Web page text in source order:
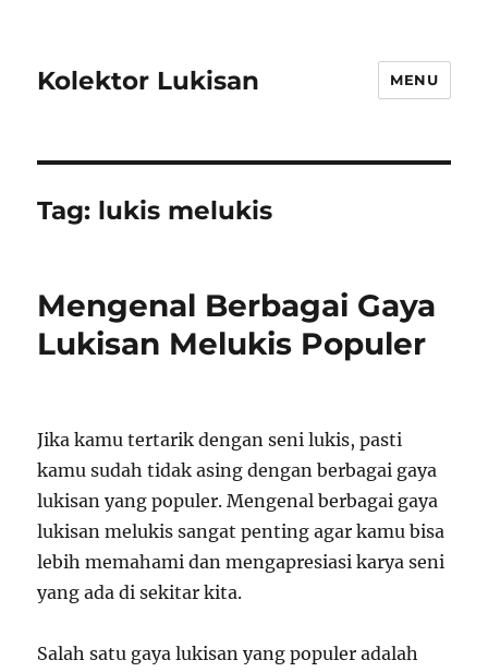
Kolektor Lukisan MENU
Tag: lukis melukis
Mengenal Berbagai Gaya
Lukisan Melukis Populer
Jika kamu tertarik dengan seni lukis, pasti
kamu sudah tidak asing dengan berbagai gaya
lukisan yang populer. Mengenal berbagai gaya
lukisan melukis sangat penting agar kamu bisa
lebih memahami dan mengapresiasi karya seni
yang ada di sekitar kita.
Salah satu gaya lukisan yang populer adalah